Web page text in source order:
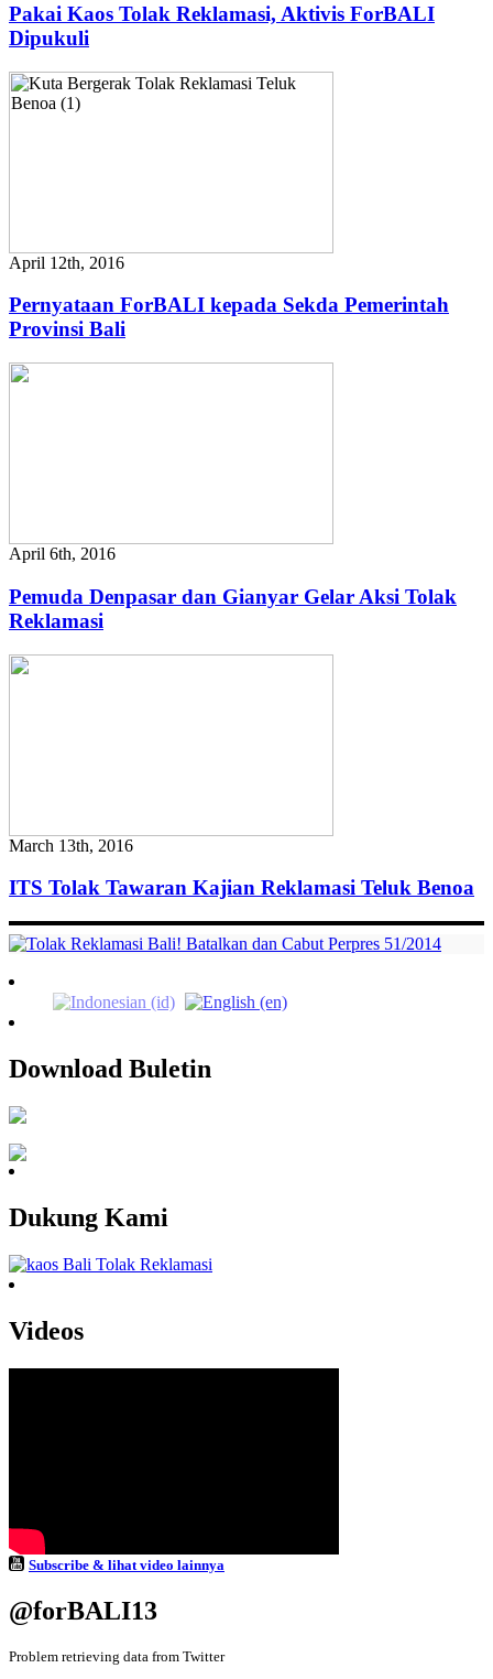
Pakai Kaos Tolak Reklamasi, Aktivis ForBALI
Dipukuli
April 12th, 2016
Pernyataan ForBALI kepada Sekda Pemerintah
Provinsi Bali
April 6th, 2016
Pemuda Denpasar dan Gianyar Gelar Aksi Tolak
Reklamasi
March 13th, 2016
ITS Tolak Tawaran Kajian Reklamasi Teluk Benoa
Download Buletin
Dukung Kami
Videos
Subscribe & lihat video lainnya
@forBALI13
Problem retrieving data from Twitter